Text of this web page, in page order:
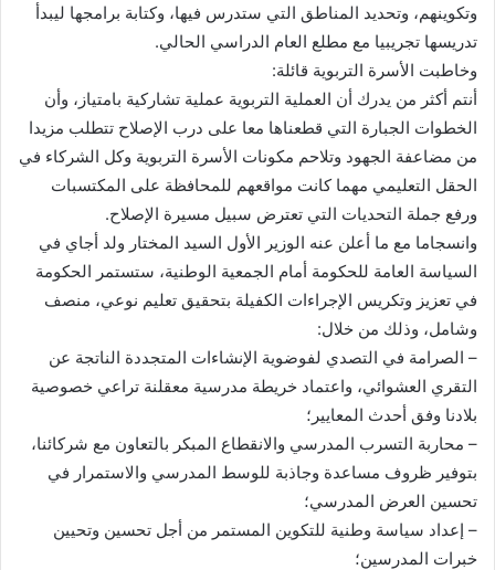
وتكوينهم، وتحديد المناطق التي ستدرس فيها، وكتابة برامجها ليبدأ
تدريسها تجريبيا مع مطلع العام الدراسي الحالي.
وخاطبت الأسرة التربوية قائلة:
أنتم أكثر من يدرك أن العملية التربوية عملية تشاركية بامتياز، وأن
الخطوات الجبارة التي قطعناها معا على درب الإصلاح تتطلب مزيدا
من مضاعفة الجهود وتلاحم مكونات الأسرة التربوية وكل الشركاء في
الحقل التعليمي مهما كانت مواقعهم للمحافظة على المكتسبات
ورفع جملة التحديات التي تعترض سبيل مسيرة الإصلاح.
وانسجاما مع ما أعلن عنه الوزير الأول السيد المختار ولد أجاي في
السياسة العامة للحكومة أمام الجمعية الوطنية، ستستمر الحكومة
في تعزيز وتكريس الإجراءات الكفيلة بتحقيق تعليم نوعي، منصف
وشامل، وذلك من خلال:
– الصرامة في التصدي لفوضوية الإنشاءات المتجددة الناتجة عن
التقري العشوائي، واعتماد خريطة مدرسية معقلنة تراعي خصوصية
بلادنا وفق أحدث المعايير؛
– محاربة التسرب المدرسي والانقطاع المبكر بالتعاون مع شركائنا،
بتوفير ظروف مساعدة وجاذبة للوسط المدرسي والاستمرار في
تحسين العرض المدرسي؛
– إعداد سياسة وطنية للتكوين المستمر من أجل تحسين وتحيين
خبرات المدرسين؛